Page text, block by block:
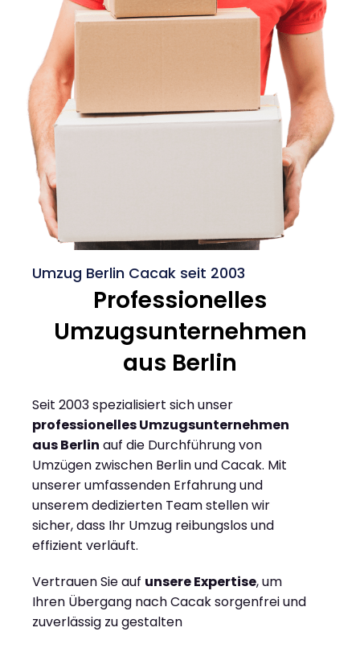
Umzug Berlin Cacak seit 2003
Professionelles
Umzugsunternehmen
aus Berlin
Seit 2003 spezialisiert sich unser
professionelles Umzugsunternehmen
aus Berlin auf die Durchführung von
Umzügen zwischen Berlin und Cacak. Mit
unserer umfassenden Erfahrung und
unserem dedizierten Team stellen wir
sicher, dass Ihr Umzug reibungslos und
effizient verläuft.
Vertrauen Sie auf unsere Expertise, um
Ihren Übergang nach Cacak sorgenfrei und
zuverlässig zu gestalten